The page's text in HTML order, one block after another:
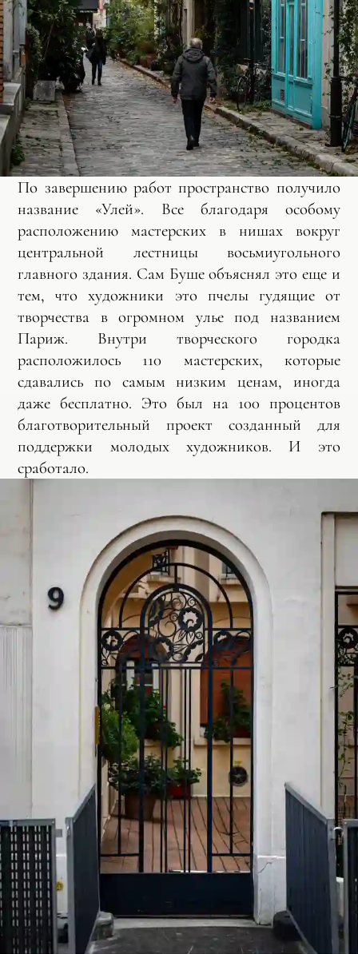
По завершению работ пространство получило
название «Улей». Все благодаря особому
расположению мастерских в нишах вокруг
центральной лестницы восьмиугольного
главного здания. Сам Буше объяснял это еще и
тем, что художники это пчелы гудящие от
творчества в огромном улье под названием
Париж. Внутри творческого городка
расположилось 110 мастерских, которые
сдавались по самым низким ценам, иногда
даже бесплатно. Это был на 100 процентов
благотворительный проект созданный для
поддержки молодых художников. И это
сработало.